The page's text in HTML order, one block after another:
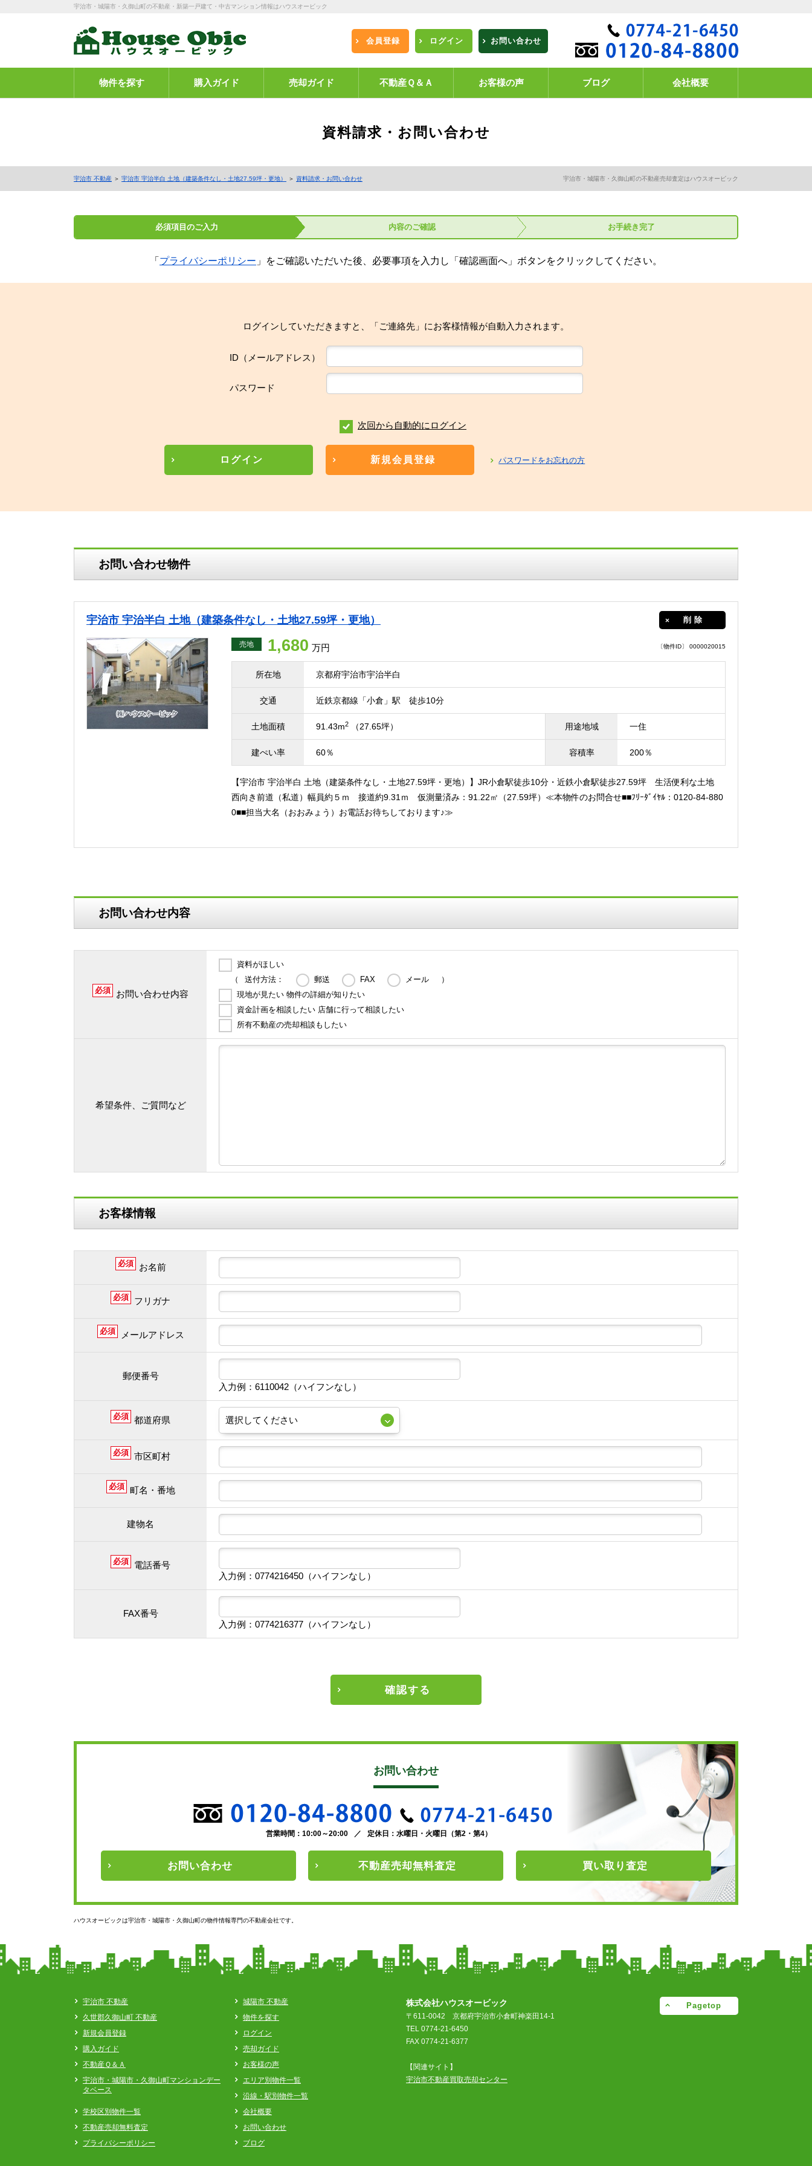
宇治市・城陽市・久御山町の不動産・新築一戸建て・中古マンション情報はハウスオービック
会員登録 ログイン お問い合わせ
物件を探す 購入ガイド 売却ガイド 不動産Ｑ＆Ａ お客様の声 ブログ 会社概要
資料請求・お問い合わせ
宇治市 不動産 ＞ 宇治市 宇治半白 土地（建築条件なし・土地27.59坪・更地） ＞ 資料請求・お問い合わせ 宇治市・城陽市・久御山町の不動産売却査定はハウスオービック
必須項目のご入力 内容のご確認 お手続き 完了
「 プライバシーポリシー 」をご確認いただいた後、必要事項を入力し「確認画面へ」ボタンをクリックしてください。
ログインしていただきますと、「ご連絡先」にお客様情報が自動入力されます。
ID（メールアドレス）
パスワード
次回から自動的にログイン
ログイン 新規会員登録 パスワードをお忘れの方
お問い合わせ物件
宇治市 宇治半白 土地（建築条件なし・土地27.59坪・更地） 削除
〔物件ID〕 0000020015
売地 1,680 万円
所在地 京都府宇治市宇治半白
交通 近鉄京都線「小倉」駅 徒歩10分
土地面積 91.43m2 （27.65坪） 用途地域 一住
建ぺい率 60％ 容積率 200％
【宇治市 宇治半白 土地（建築条件なし・土地27.59坪・更地）】JR小倉駅徒歩10分・近鉄小倉駅徒歩27.59坪 生活便利な土地
西向き前道（私道）幅員約５ｍ 接道約9.31ｍ 仮測量済み：91.22㎡（27.59坪）≪本物件のお問合せ■■ﾌﾘｰﾀﾞｲﾔﾙ：0120-84-880
0■■担当大名（おおみょう）お電話お待ちしております♪≫
お問い合わせ内容
必須 お問い合わせ内容
資料がほしい
（
送付方法： 郵送 FAX メール
）
現地が見たい 物件の詳細が知りたい
資金計画を相談したい 店舗に行って相談したい
所有不動産の売却相談もしたい
希望条件、ご質問など
お客様情報
必須 お名前
必須 フリガナ
必須 メールアドレス
郵便番号
入力例：6110042（ハイフンなし）
必須 都道府県
必須 市区町村
必須 町名・番地
建物名
必須
電話番号
入力例：0774216450（ハイフンなし）
FAX番号
入力例：0774216377（ハイフンなし）
確認する
お問い合わせ
営業時間：10:00～20:00 ／ 定休日：水曜日・火曜日（第2・第4）
お問い合わせ 不動産売却無料査定 買い取り 査定
ハウスオービックは宇治市・城陽市・久御山町の物件情報専門の不動産会社です。
Pagetop
宇治市 不動産
城陽市 不動産
久世郡久御山町 不動産
物件を探す
新規会員登録
ログイン
購入ガイド
売却ガイド
不動産Ｑ＆Ａ
お客様の声
宇治市・城陽市・久御山町マンションデー
タベース
エリア別物件一覧
沿線・駅別物件一覧
学校区別物件一覧
会社概要
不動産売却無料査定
お問い合わせ
プライバシーポリシー
ブログ
株式会社ハウスオービック
〒611-0042 京都府宇治市小倉町神楽田14-1
TEL 0774-21-6450
FAX 0774-21-6377
【関連サイト】
宇治市不動産買取売却センター